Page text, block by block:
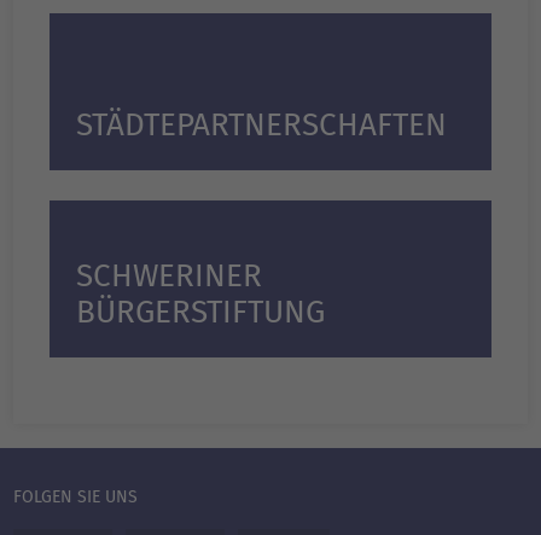
STÄDTEPARTNER­SCHAFTEN
SCHWERINER
BÜRGERSTIFTUNG
FOLGEN SIE UNS